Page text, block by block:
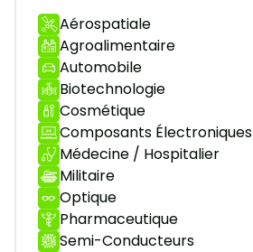
Aérospatiale
Agroalimentaire
Automobile
Biotechnologie
Cosmétique
Composants Électroniques
Médecine / Hospitalier
Militaire
Optique
Pharmaceutique
Semi-Conducteurs